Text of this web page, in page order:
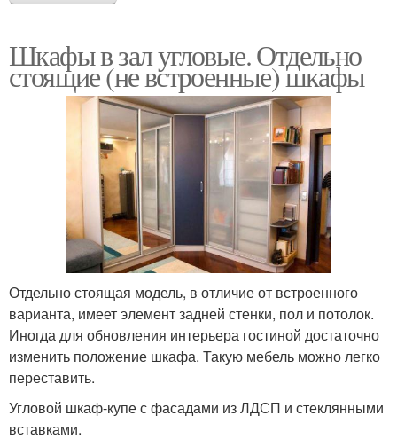
Шкафы в зал угловые. Отдельно
стоящие (не встроенные) шкафы
Отдельно стоящая модель, в отличие от встроенного
варианта, имеет элемент задней стенки, пол и потолок.
Иногда для обновления интерьера гостиной достаточно
изменить положение шкафа. Такую мебель можно легко
переставить.
Угловой шкаф-купе с фасадами из ЛДСП и стеклянными
вставками.